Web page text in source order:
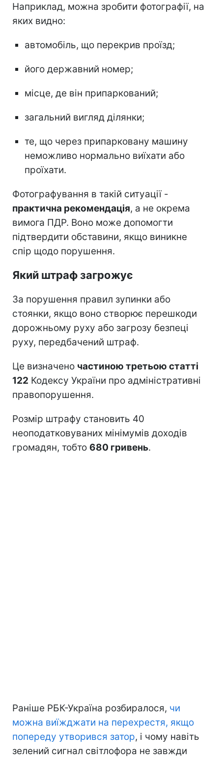
Наприклад, можна зробити фотографії, на
яких видно:
автомобіль, що перекрив проїзд;
його державний номер;
місце, де він припаркований;
загальний вигляд ділянки;
те, що через припарковану машину
неможливо нормально виїхати або
проїхати.
Фотографування в такій ситуації -
практична рекомендація, а не окрема
вимога ПДР. Воно може допомогти
підтвердити обставини, якщо виникне
спір щодо порушення.
Який штраф загрожує
За порушення правил зупинки або
стоянки, якщо воно створює перешкоди
дорожньому руху або загрозу безпеці
руху, передбачений штраф.
Це визначено частиною третьою статті
122 Кодексу України про адміністративні
правопорушення.
Розмір штрафу становить 40
неоподатковуваних мінімумів доходів
громадян, тобто 680 гривень.
Раніше РБК-Україна розбиралося, чи
можна виїжджати на перехрестя, якщо
попереду утворився затор, і чому навіть
зелений сигнал світлофора не завжди